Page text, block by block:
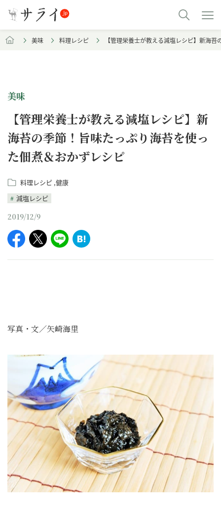
美味 料理レシピ 【管理栄養士が教える減塩レシピ】新海
美味
【管理栄養士が教える減塩レシピ】新
海苔の季節！旨味たっぷり海苔を使っ
た佃煮＆おかずレシピ
料理レシピ 健康
減塩レシピ
2019/12/9
写真・文／矢崎海里